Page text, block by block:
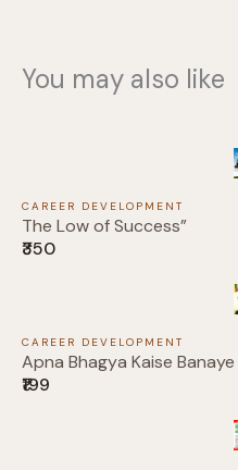
You may also like
CAREER DEVELOPMENT
The Low of Success”
₹350
CAREER DEVELOPMENT
Apna Bhagya Kaise Banaye
₹199
Thanks for